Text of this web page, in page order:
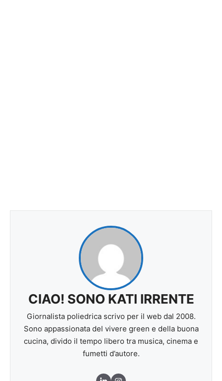
CIAO! SONO KATI IRRENTE
Giornalista poliedrica scrivo per il web dal 2008.
Sono appassionata del vivere green e della buona
cucina, divido il tempo libero tra musica, cinema e
fumetti d’autore.